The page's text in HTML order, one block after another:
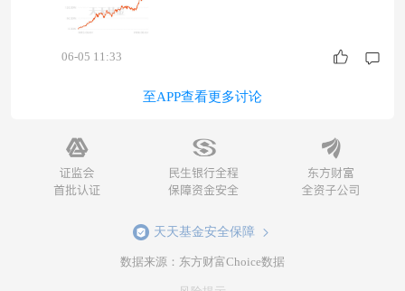
06-05 11:33
至APP查看更多讨论
天天基金安全保障
数据来源：东方财富Choice数据